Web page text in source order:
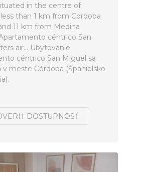
in the centre of
than 1 km from Cordoba
11 km from Medina
céntrico San
air... Ubytovanie
céntrico San Miguel sa
v meste Córdoba (Španielsko
DOSTUPNOSŤ